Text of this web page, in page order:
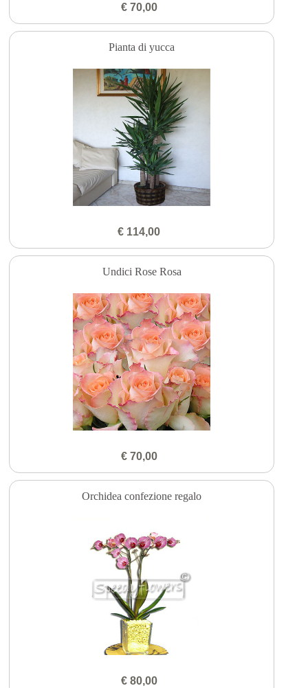
€ 70,00
Pianta di yucca
€ 114,00
Undici Rose Rosa
€ 70,00
Orchidea confezione regalo
€ 80,00